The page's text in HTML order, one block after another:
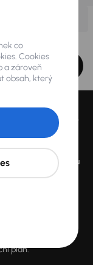
vozu se mohou lišit.
vstupních
poskytnutých
Vyšší hodnoty
akcí dle výběru
hotovosti a další
výběru. V
smlouvy
informace k
kalkulaci,
finanční
plán.
co
Cookies
a zároveň
obsah, který